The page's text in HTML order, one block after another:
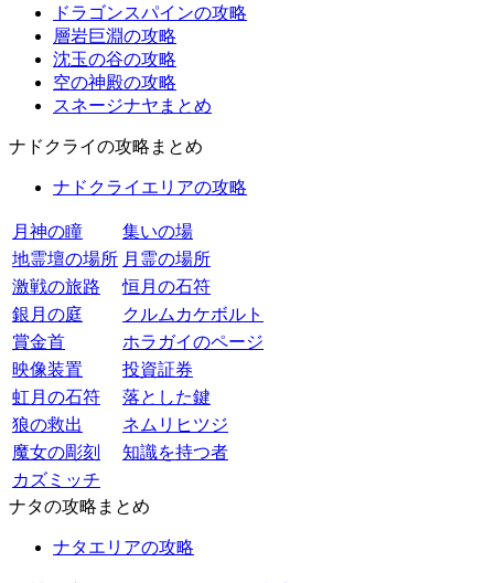
ドラゴンスパインの攻略
層岩巨淵の攻略
沈玉の谷の攻略
空の神殿の攻略
スネージナヤまとめ
ナドクライの攻略まとめ
ナドクライエリアの攻略
月神の瞳
集いの場
地霊壇の場所 月霊の場所
激戦の旅路
恒月の石符
銀月の庭
クルムカケボルト
賞金首
ホラガイのページ
映像装置
投資証券
虹月の石符
落とした鍵
狼の救出
ネムリヒツジ
魔女の彫刻
知識を持つ者
カズミッチ
ナタの攻略まとめ
ナタエリアの攻略